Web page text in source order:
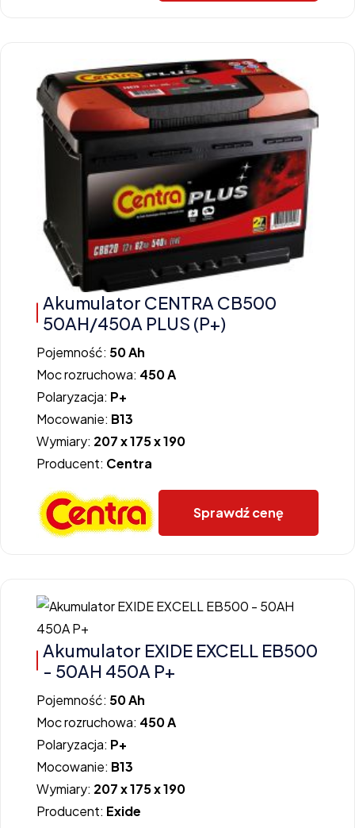
Akumulator CENTRA CB500
50AH/450A PLUS (P+)
Pojemność: 50 Ah
Moc rozruchowa: 450 A
Polaryzacja: P+
Mocowanie: B13
Wymiary: 207 x 175 x 190
Producent: Centra
Sprawdź cenę
Akumulator EXIDE EXCELL EB500
- 50AH 450A P+
Pojemność: 50 Ah
Moc rozruchowa: 450 A
Polaryzacja: P+
Mocowanie: B13
Wymiary: 207 x 175 x 190
Producent: Exide